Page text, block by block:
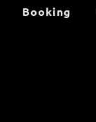
Booking